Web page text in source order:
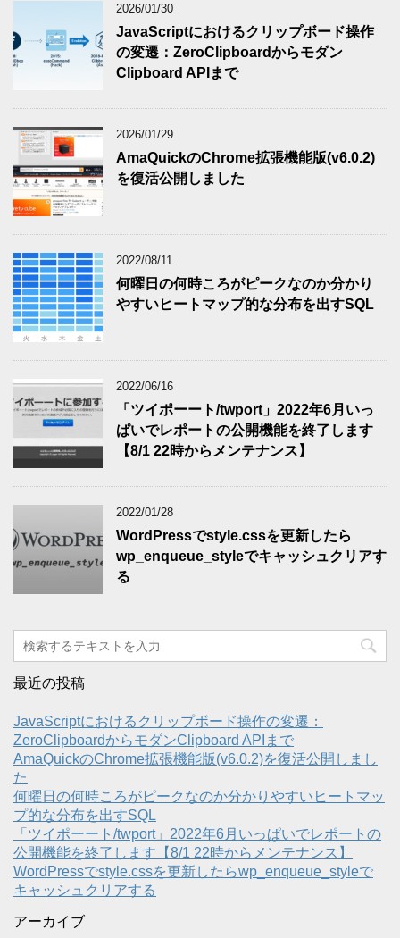
2026/01/30
JavaScriptにおけるクリップボード操作
の変遷：ZeroClipboardからモダン
Clipboard APIまで
2026/01/29
AmaQuickのChrome拡張機能版(v6.0.2)
を復活公開しました
2022/08/11
何曜日の何時ころがピークなのか分かり
やすいヒートマップ的な分布を出すSQL
2022/06/16
「ツイポーート/twport」2022年6月いっ
ぱいでレポートの公開機能を終了します
【8/1 22時からメンテナンス】
2022/01/28
WordPressでstyle.cssを更新したら
wp_enqueue_styleでキャッシュクリアす
る
最近の投稿
JavaScriptにおけるクリップボード操作の変遷：
ZeroClipboardからモダンClipboard APIまで
AmaQuickのChrome拡張機能版(v6.0.2)を復活公開しまし
た
何曜日の何時ころがピークなのか分かりやすいヒートマッ
プ的な分布を出すSQL
「ツイポーート/twport」2022年6月いっぱいでレポートの
公開機能を終了します【8/1 22時からメンテナンス】
WordPressでstyle.cssを更新したらwp_enqueue_styleで
キャッシュクリアする
アーカイブ